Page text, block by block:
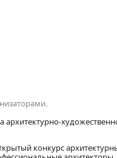
архитектурно-
конкурс